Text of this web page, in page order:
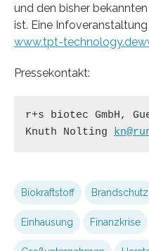
und den bisher
ist. Eine
www.tpt-technology.de
Pressekontakt:
r+s biotec GmbH,
Knuth Nolting
Biokraftstoff Brandschutz
Einhausung Finanzkrise